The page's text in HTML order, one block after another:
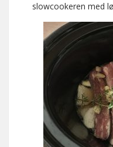
slowcookeren med